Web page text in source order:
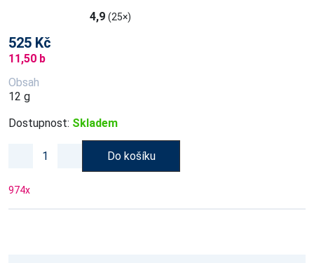
4,9 (25×)
525 Kč
11,50 b
Obsah
12 g
Dostupnost: Skladem
Do košíku
974x